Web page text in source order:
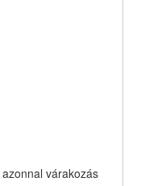
várakozás